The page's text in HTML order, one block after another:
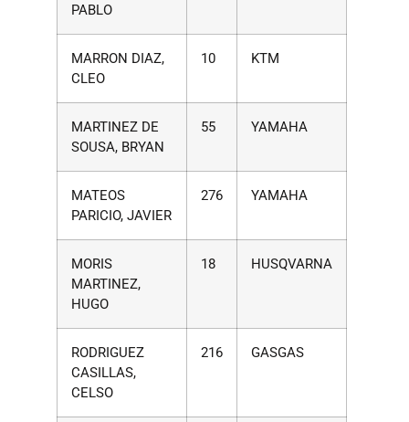
PABLO
MARRON DIAZ,
CLEO
10 KTM
MARTINEZ DE
SOUSA, BRYAN
55 YAMAHA
MATEOS
PARICIO, JAVIER
276 YAMAHA
MORIS
MARTINEZ,
HUGO
18 HUSQVARNA
RODRIGUEZ
CASILLAS,
CELSO
216 GASGAS